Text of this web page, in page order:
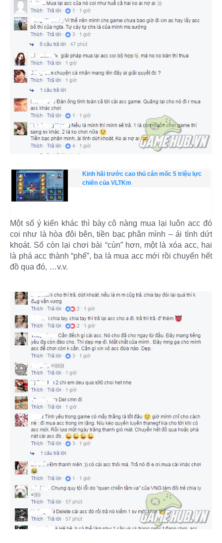
Kinh hãi trước cao thủ cán mốc 5 triệu lực
chiến của VLTKm
Một số ý kiến khác thì bày cô nàng mua lại luôn acc đó
coi như là hòa đôi bên, tiền bạc phân mình – ái tình dứt
khoát. Số còn lại chơi bài “cùn” hơn, một là xóa acc, hai
là phá acc thành “phế”, ba là mua acc mới rồi chuyển hết
đồ qua đó, …v.v.